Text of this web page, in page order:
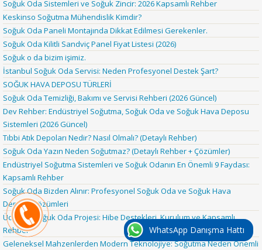
Soğuk Oda Sistemleri ve Soğuk Zincir: 2026 Kapsamlı Rehber
Keskinso Soğutma Mühendislik Kimdir?
Soğuk Oda Paneli Montajında Dikkat Edilmesi Gerekenler.
Soğuk Oda Kilitli Sandviç Panel Fiyat Listesi (2026)
Soğuk o da bizim işimiz.
İstanbul Soğuk Oda Servisi: Neden Profesyonel Destek Şart?
SOĞUK HAVA DEPOSU TÜRLERİ
Soğuk Oda Temizliği, Bakımı ve Servisi Rehberi (2026 Güncel)
Dev Rehber: Endüstriyel Soğutma, Soğuk Oda ve Soğuk Hava Deposu
Sistemleri (2026 Güncel)
Tıbbi Atık Depoları Nedir? Nasıl Olmalı? (Detaylı Rehber)
Soğuk Oda Yazın Neden Soğutmaz? (Detaylı Rehber + Çözümler)
Endüstriyel Soğutma Sistemleri ve Soğuk Odanın En Önemli 9 Faydası:
Kapsamlı Rehber
Soğuk Oda Bizden Alınır: Profesyonel Soğuk Oda ve Soğuk Hava
Deposu Çözümleri
Ücretsiz Soğuk Oda Projesi: Hibe Destekleri, Kurulum ve Kapsamlı
Rehber
Geleneksel Mahzenlerden Modern Teknolojiye: Soğutma Neden Önemli
WhatsApp Danışma Hattı